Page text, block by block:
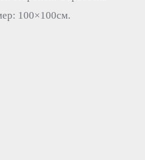
100×100см.